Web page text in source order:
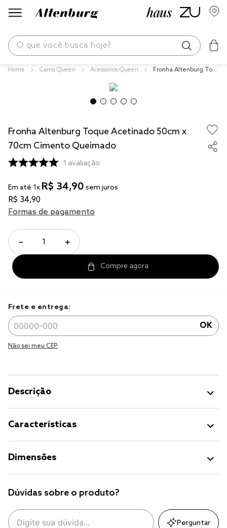
O que você busca hoje?
Cama Queen Acessórios Queen
Fronha Altenburg Toq
Fronha Altenburg Toque Acetinado 50cm x
70cm Cimento Queimado
1 avaliação
Em até 1x R$ 34,90 sem juros
R$ 34,90
Formas de pagamento
＋
－
Frete e entrega:
OK
Não sei meu CEP.
Descrição
Características
Dimensões
Dúvidas sobre o produto?
Perguntar
edredom
jogos cama
travesseiro
tencel
solteiro king
jogo cama
jogo cama casal